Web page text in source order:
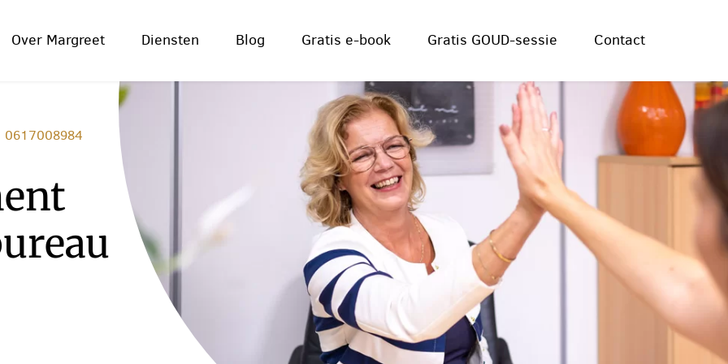
Over Margreet Diensten Blog Gratis e-book Gratis GOUD-sessie Contact
0617008984